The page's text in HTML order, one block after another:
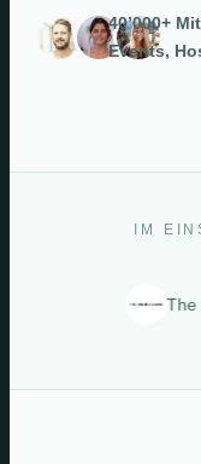
40’000+
Events,
IM
The Dolder